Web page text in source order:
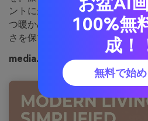
ントに最適で、強くなりすぎま
つ暖かめにするとパレットが泥
さを保てます。
media.ioを使って生成されたコ
100%無
成！
無料で始